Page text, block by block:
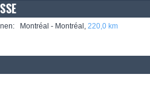
Montréal - Montréal, 220,0 km